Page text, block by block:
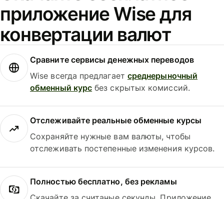
приложение Wise для
конвертации валют
Сравните сервисы денежных переводов
Wise всегда предлагает среднерыночный
обменный курс без скрытых комиссий.
Отслеживайте реальные обменные курсы
Сохраняйте нужные вам валюты, чтобы
отслеживать постепенные изменения курсов.
Полностью бесплатно, без рекламы